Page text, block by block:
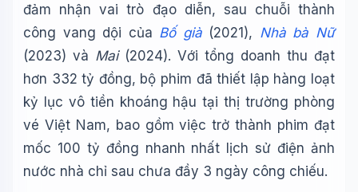
đảm nhận vai trò đạo diễn, sau chuỗi thành
công vang dội của Bố già(2021), Nhà bà Nữ
(2023) và Mai(2024). Với tổng doanh thu đạt
hơn 332 tỷ đồng, bộ phim đã thiết lập hàng loạt
kỷ lục vô tiền khoáng hậu tại thị trường phòng
vé Việt Nam, bao gồm việc trở thành phim đạt
mốc 100 tỷ đồng nhanh nhất lịch sử điện ảnh
nước nhà chỉ sau chưa đầy 3 ngày công chiếu.